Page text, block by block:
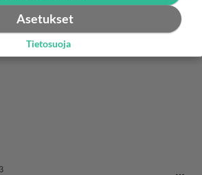
Asetukset
Tietosuoja